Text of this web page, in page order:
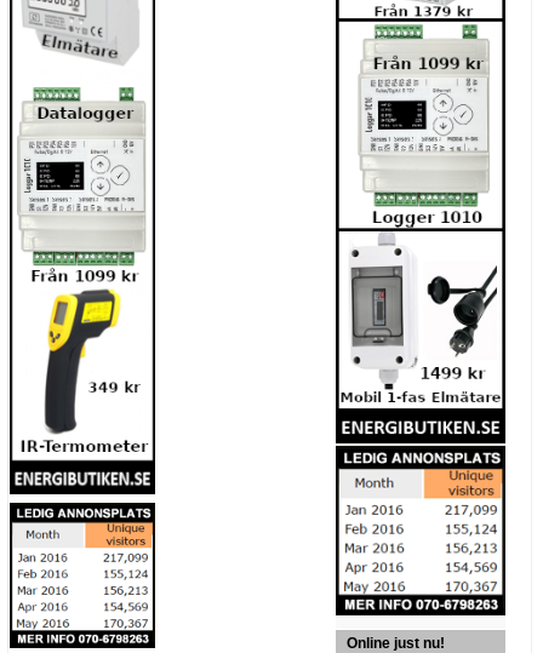
Online just nu!